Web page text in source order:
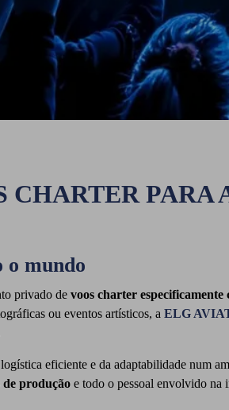
CHARTER PARA
o mundo
privado de voos charter
ou eventos artísticos, a ELG
eficiente e da adaptabilidade num
de produção e todo o pessoal envolvido na